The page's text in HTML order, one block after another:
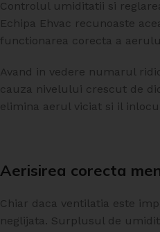
Clapeta circulara
antifoc D100
In stock
449.15 lei
Controlul umiditatii si
Echipa Ehvac recunoaste
functionarea corecta a
Avand in vedere numarul
cauza nivelului crescut de
elimina aerul viciat si il
Aerisirea corecta
Chiar daca ventilatia este
neglijata. Surplusul de